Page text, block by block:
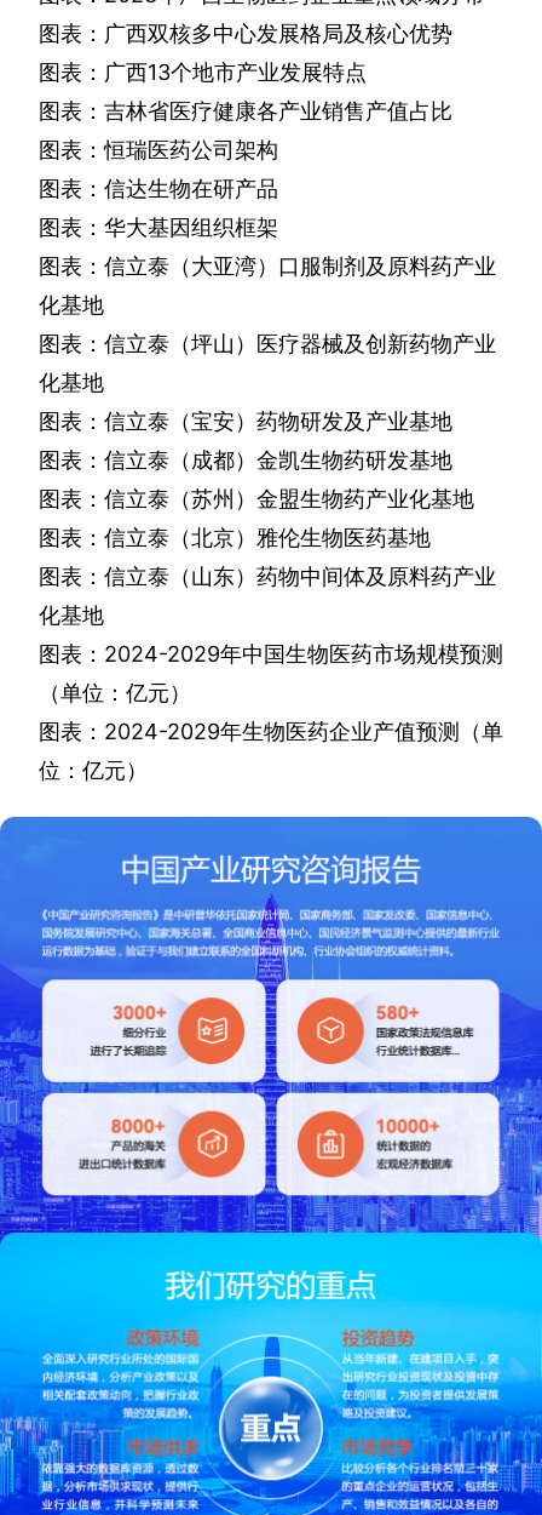
图表：广西双核多中心发展格局及核心优势
图表：广西13个地市产业发展特点
图表：吉林省医疗健康各产业销售产值占比
图表：恒瑞医药公司架构
图表：信达生物在研产品
图表：华大基因组织框架
图表：信立泰（大亚湾）口服制剂及原料药产业
化基地
图表：信立泰（坪山）医疗器械及创新药物产业
化基地
图表：信立泰（宝安）药物研发及产业基地
图表：信立泰（成都）金凯生物药研发基地
图表：信立泰（苏州）金盟生物药产业化基地
图表：信立泰（北京）雅伦生物医药基地
图表：信立泰（山东）药物中间体及原料药产业
化基地
图表： 2024-2029年中国生物医药市场规模预测
（单位：亿元）
图表： 2024-2029年生物医药企业产值预测（单
位：亿元）